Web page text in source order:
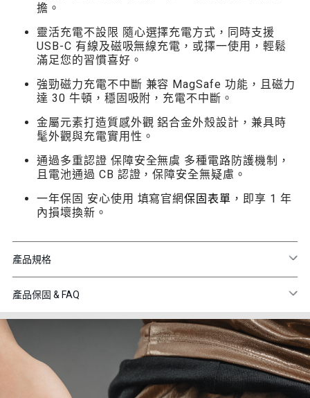
擔。
靈活充電不設限 隨心選擇充電方式，同時支援
USB-C 有線及磁吸無線充電，或擇一使用，輕鬆
滿足您的習慣喜好。
強勁磁力充電不中斷 兼容 MagSafe 功能，且磁力
達 30 牛頓，穩固吸附，充電不中斷。
金屬元素打造質感外觀 鋁合金外殼設計，兼具時
髦外觀與充電實用性。
通過多重認證 保障安全無虞 多種電路防護機制，
且電池通過 CB 認證，保障安全無疑慮。
一年保固 安心使用 填寫官網保固表單 ，即享 1 年
內損壞換新。
產品規格
產品保固 & FAQ